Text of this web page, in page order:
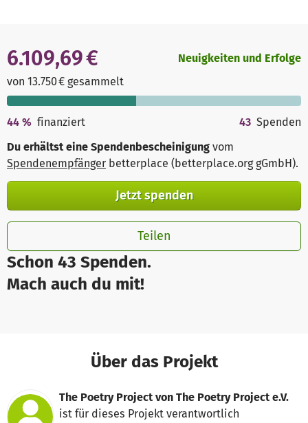
Schon 43 Spenden.
Mach auch du mit!
6.109,69 €
von 13.750 € gesammelt
Neuigkeiten und Erfolge
44 % finanziert 43 Spenden
Du erhältst eine Spendenbescheinigung vom
Spendenempfänger betterplace (betterplace.org gGmbH).
Jetzt spenden
Teilen
Über das Projekt
The Poetry Project von The Poetry Project e.V.
ist für dieses Projekt verantwortlich